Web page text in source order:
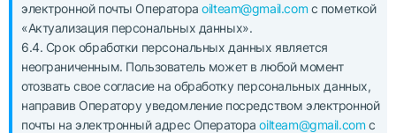
электронной почты Оператораoilteam@gmail.com с пометкой
«Актуализация персональных данных».
6.4. Срок обработки персональных данных является
неограниченным. Пользователь может в любой момент
отозвать свое согласие на обработку персональных данных,
направив Оператору уведомление посредством электронной
почты на электронный адрес Оператораoilteam@gmail.com с